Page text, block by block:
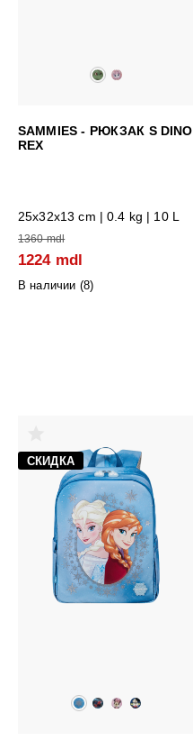
SAMMIES - РЮКЗАК S DINO
REX
25x32x13 cm | 0.4 kg | 10 L
1360 mdl
1224 mdl
В наличии (8)
СКИДКА